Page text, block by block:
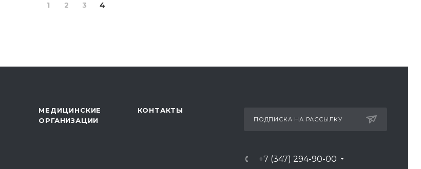
1 2 3 4
МЕДИЦИНСКИЕ
ОРГАНИЗАЦИИ
КОНТАКТЫ
ПОДПИСКА НА РАССЫЛКУ
+7 (347) 294-90-00